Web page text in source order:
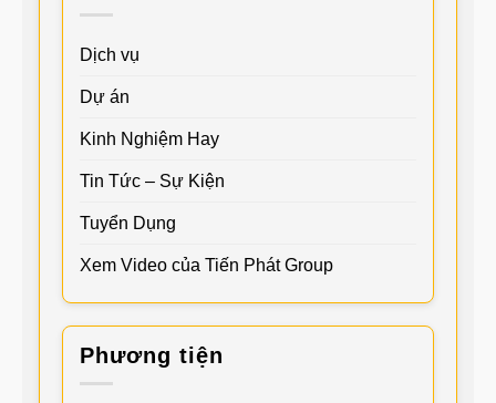
Dịch vụ
Dự án
Kinh Nghiệm Hay
Tin Tức – Sự Kiện
Tuyển Dụng
Xem Video của Tiến Phát Group
Phương tiện